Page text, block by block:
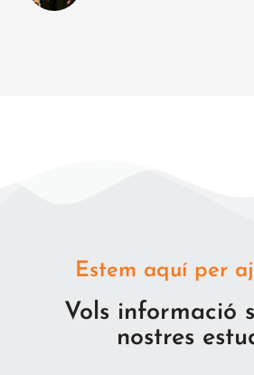
Estem aquí per
Vols informació
nostres